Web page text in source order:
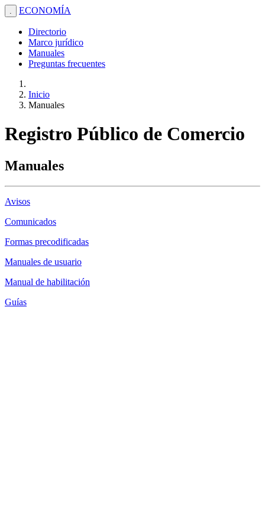
. ECONOMÍA
Directorio
Marco jurídico
Manuales
Preguntas frecuentes
Inicio
Manuales
Registro Público de Comercio
Manuales
Avisos
Comunicados
Formas precodificadas
Manuales de usuario
Manual de habilitación
Guías